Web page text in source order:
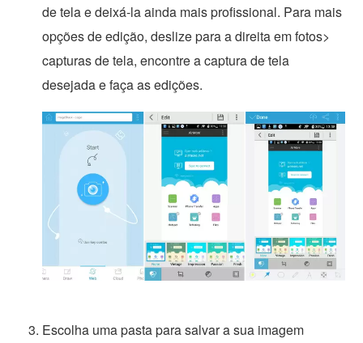
de tela e deixá-la ainda mais profissional. Para mais
opções de edição, deslize para a direita em fotos>
capturas de tela, encontre a captura de tela
desejada e faça as edições.
Escolha uma pasta para salvar a sua imagem